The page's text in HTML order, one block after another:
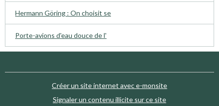
Hermann Göring : On choisit se
Porte-avions d'eau douce de l'
Créer un site internet avec e-monsite
Signaler un contenu illicite sur ce site